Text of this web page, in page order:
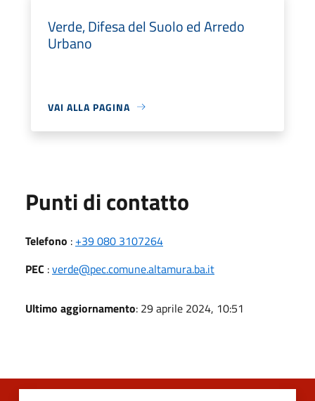
Verde, Difesa del Suolo ed Arredo
Urbano
VAI ALLA PAGINA
Punti di contatto
Telefono : +39 080 3107264
PEC :verde@pec.comune.altamura.ba.it
Ultimo aggiornamento: 29 aprile 2024, 10:51